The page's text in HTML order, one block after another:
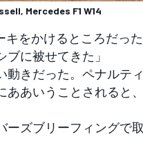
Mercedes F1 W14
キをかけるところだっ
に被せてきた」
動きだった。ペナルテ
ああいうことされると
ズブリーフィングで